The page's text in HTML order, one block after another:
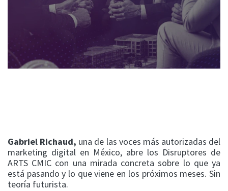
Gabriel Richaud, una de las voces más autorizadas del
marketing digital en México, abre los Disruptores de
ARTS CMIC con una mirada concreta sobre lo que ya
está pasando y lo que viene en los próximos meses. Sin
teoría futurista.